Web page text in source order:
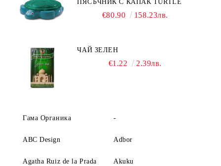
ПЯСЪЧНИК С КАПАК TURTLE
€80.90 158.23лв.
ЧАЙ ЗЕЛЕН
€1.22 2.39лв.
Гама Органика -
ABC Design Adbor
Agatha Ruiz de la Prada Akuku